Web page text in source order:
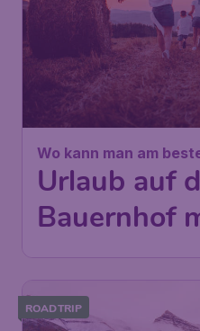
Wo kann man am
Urlaub auf
Bauernhof
ROADTRIP